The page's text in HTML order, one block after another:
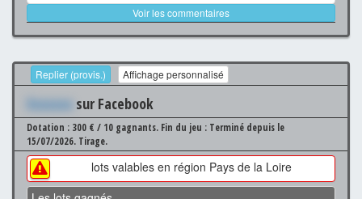
Voir les commentaires
Replier (provis.) Affichage personnalisé
Xxxxxxx sur Facebook
Dotation : 300 € / 10 gagnants. Fin du jeu : Terminé depuis le
15/07/2026. Tirage.
lots valables en région Pays de la Loire